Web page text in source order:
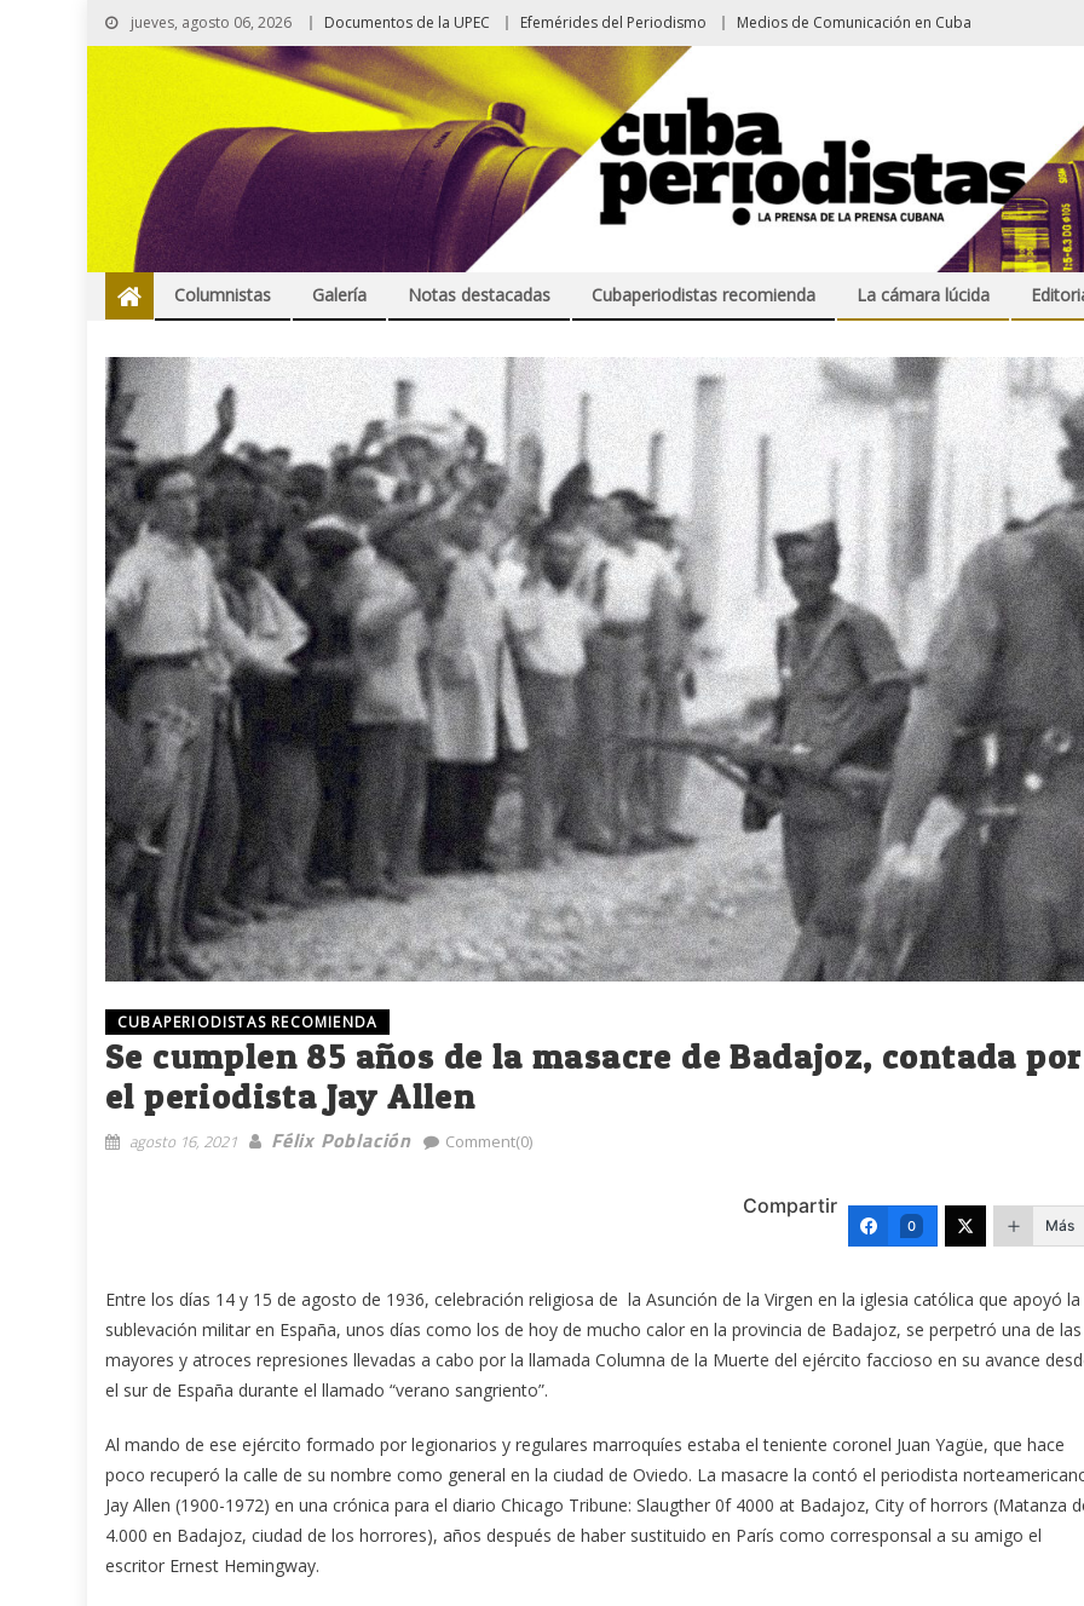
jueves, agosto 06, 2026 Documentos de la UPEC Efemérides del Periodismo Medios de Comunicación en Cuba
Columnistas Galería Notas destacadas Cubaperiodistas recomienda La cámara lúcida
CUBAPERIODISTAS RECOMIENDA
Se cumplen 85 años de la masacre de Badajoz, contada por
el periodista Jay Allen
agosto 16, 2021 Félix Población Comment(0)
Compartir
0 Más
Entre los días 14 y 15 de agosto de 1936, celebración religiosa de la Asunción de la Virgen en la iglesia católica que apoyó la
sublevación militar en España, unos días como los de hoy de mucho calor en la provincia de Badajoz, se perpetró una de las
mayores y atroces represiones llevadas a cabo por la llamada Columna de la Muerte del ejército faccioso en su avance
el sur de España durante el llamado “verano sangriento”.
Al mando de ese ejército formado por legionarios y regulares marroquíes estaba el teniente coronel Juan Yagüe, que hace
poco recuperó la calle de su nombre como general en la ciudad de Oviedo. La masacre la contó el periodista
Jay Allen (1900-1972) en una crónica para el diario Chicago Tribune: Slaugther 0f 4000 at Badajoz, City of horrors (Matanza
4.000 en Badajoz, ciudad de los horrores), años después de haber sustituido en París como corresponsal a su amigo el
escritor Ernest Hemingway.